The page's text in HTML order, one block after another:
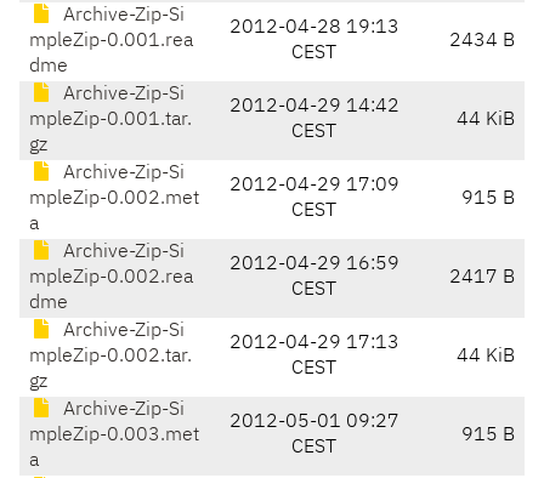
Archive-Zip-Si
mpleZip-0.001.rea
dme
2012-04-28 19:13
CEST
2434 B
Archive-Zip-Si
mpleZip-0.001.tar.
gz
2012-04-29 14:42
CEST
44 KiB
Archive-Zip-Si
mpleZip-0.002.met
a
2012-04-29 17:09
CEST
915 B
Archive-Zip-Si
mpleZip-0.002.rea
dme
2012-04-29 16:59
CEST
2417 B
Archive-Zip-Si
mpleZip-0.002.tar.
gz
2012-04-29 17:13
CEST
44 KiB
Archive-Zip-Si
mpleZip-0.003.met
a
2012-05-01 09:27
CEST
915 B